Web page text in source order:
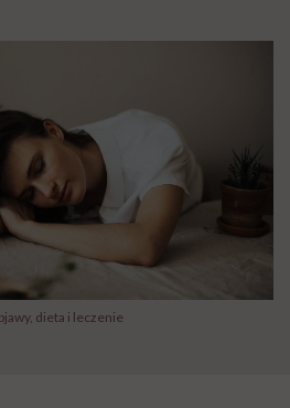
dieta i leczenie